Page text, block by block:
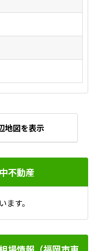
地図を表示
不動産
す。